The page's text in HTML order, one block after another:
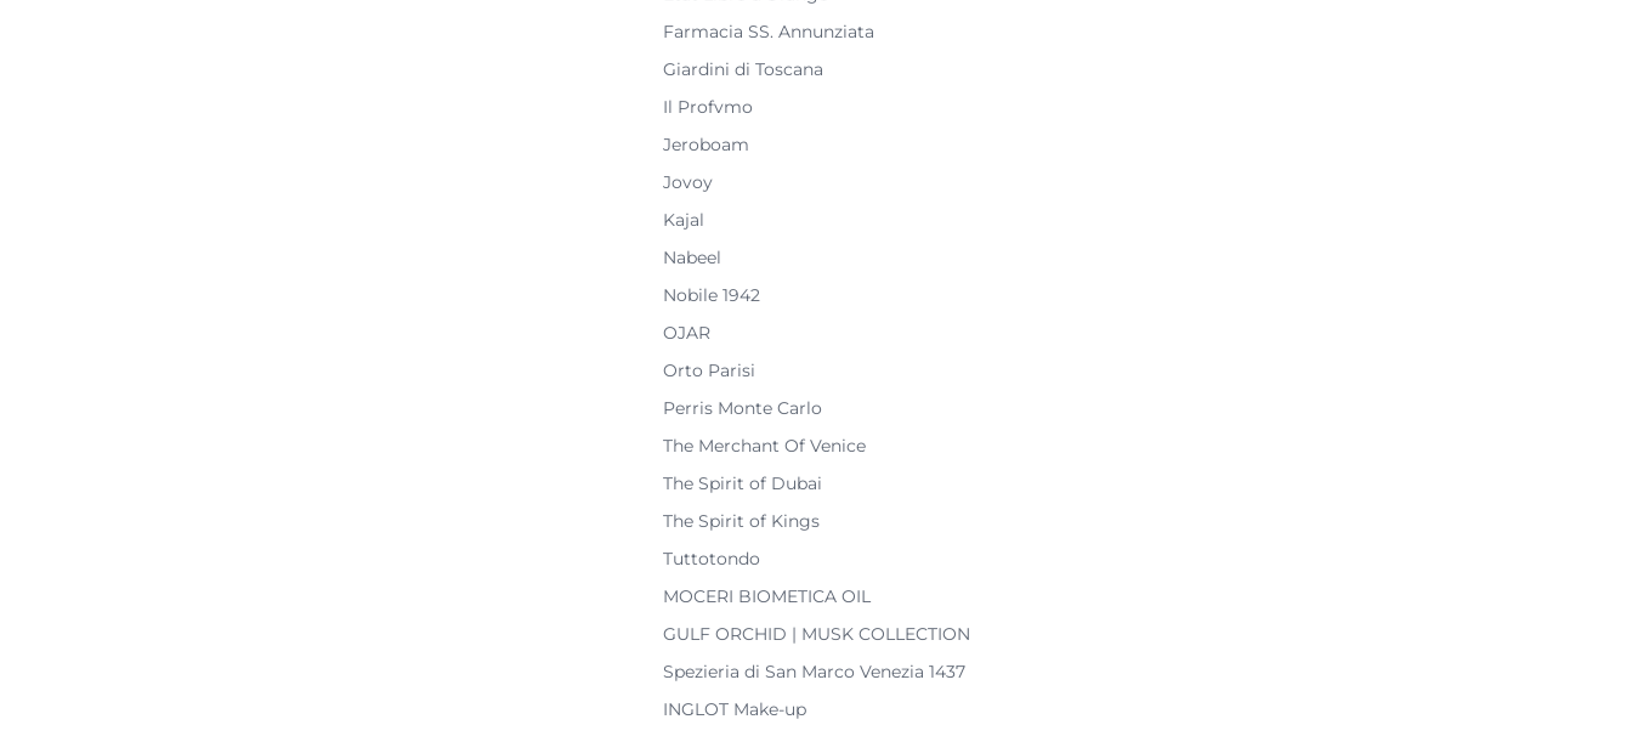
Farmacia SS. Annunziata
Giardini di Toscana
Il Profvmo
Jeroboam
Jovoy
Kajal
Nabeel
Nobile 1942
OJAR
Orto Parisi
Perris Monte Carlo
The Merchant Of Venice
The Spirit of Dubai
The Spirit of Kings
Tuttotondo
MOCERI BIOMETICA OIL
GULF ORCHID | MUSK COLLECTION
Spezieria di San Marco Venezia 1437
INGLOT Make-up